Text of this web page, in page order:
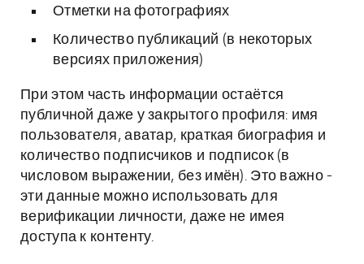
Отметки на фотографиях
Количество публикаций (в некоторых
версиях приложения)
При этом часть информации остаётся
публичной даже у закрытого профиля: имя
пользователя, аватар, краткая биография и
количество подписчиков и подписок (в
числовом выражении, без имён). Это важно -
эти данные можно использовать для
верификации личности, даже не имея
доступа к контенту.